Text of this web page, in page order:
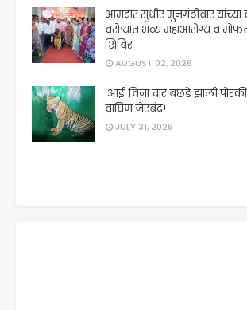
आमदार सुधीर मुनगंटीवार यांच्या
वरोऱ्यात भव्य महाआरोग्य व
शिबिर
AUGUST 02, 2026
'आई' विना चार बछडे झाली पोरकी
वाघिण जेरबंद!
JULY 31, 2026